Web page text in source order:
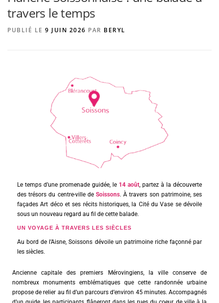
AGENCE DE PUBLICITÉ
travers le temps
PUBLIÉ LE 9 JUIN 2026 PAR BERYL
Le temps d’une promenade guidée, le 14 août, partez à la découverte
des trésors du centre-ville de Soissons. À travers son patrimoine, ses
façades Art déco et ses récits historiques, la Cité du Vase se dévoile
sous un nouveau regard au fil de cette balade.
UN VOYAGE À TRAVERS LES SIÈCLES
Au bord de l’Aisne, Soissons dévoile un patrimoine riche façonné par
les siècles.
Ancienne capitale des premiers Mérovingiens, la ville conserve de
nombreux monuments emblématiques que cette randonnée urbaine
propose de relier au fil d’un parcours d’environ 45 minutes. Accompagnés